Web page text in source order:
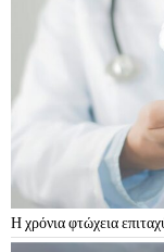
Η χρόνια φτώχεια